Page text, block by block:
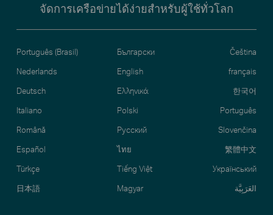
จัดการเครือข่ายได้ง่ายสำหรับผู้ใช้ทั่วโลก
Português (Brasil) Български
Čeština
Nederlands
English
français
Deutsch
Ελληνικά
한국어
Italiano
Polski
Português
Română
Русский
Slovenčina
Español
ไทย
繁體中文
Türkçe
Tiếng Việt
Український
日本語
Magyar العَرَبِيَّة